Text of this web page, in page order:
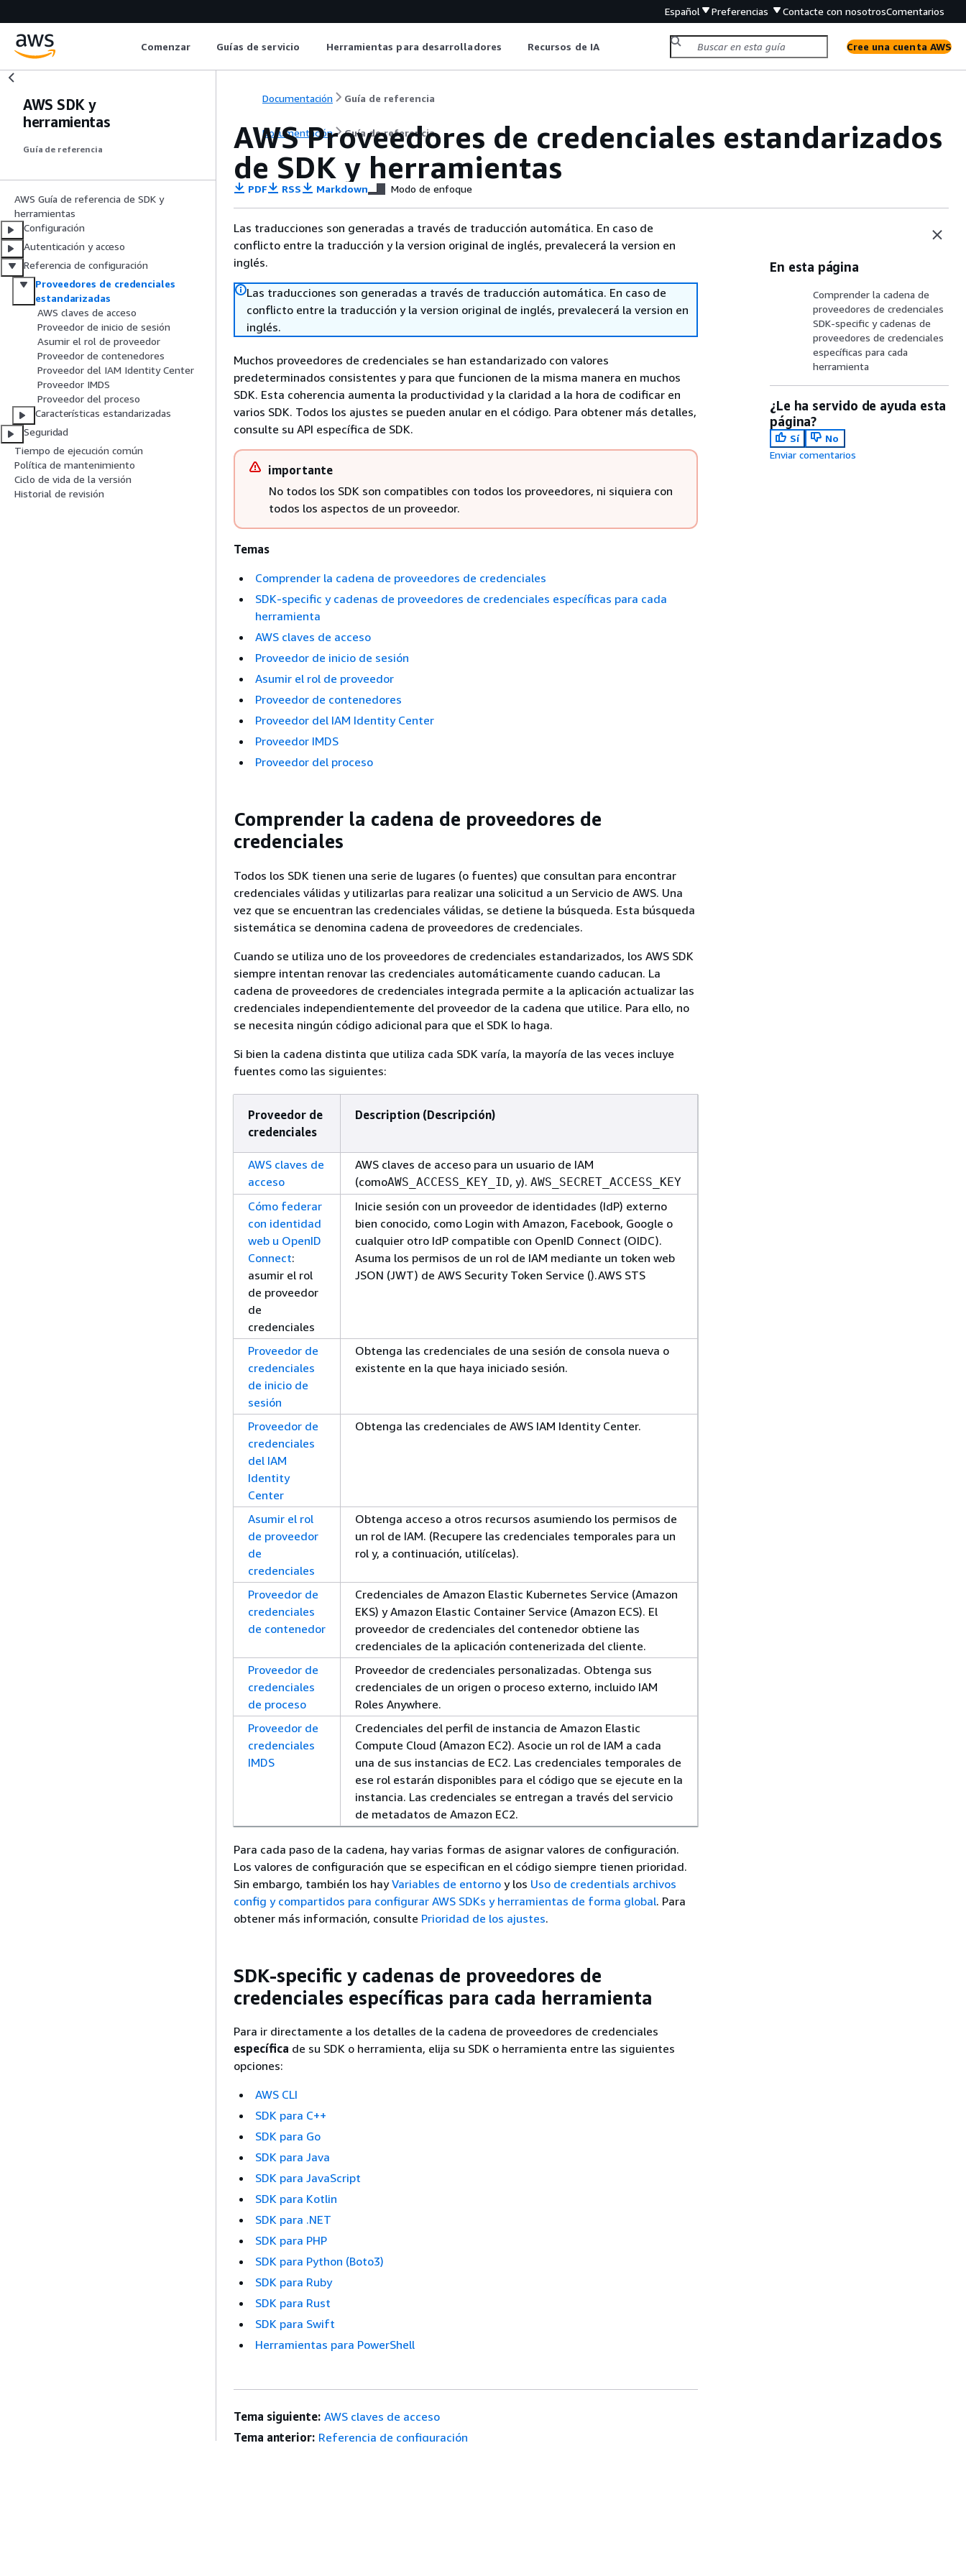
Español Preferencias Contacte con nosotrosComentarios
Comenzar Guías de servicio Herramientas para desarrolladores Recursos de IA Cree una cuenta AWS
AWS SDK y
herramientas
Guía de referencia
AWS Guía de referencia de SDK y
herramientas
Configuración
Autenticación y acceso
Referencia de configuración
Proveedores de credenciales
estandarizadas
AWS claves de acceso
Proveedor de inicio de sesión
Asumir el rol de proveedor
Proveedor de contenedores
Proveedor del IAM Identity Center
Proveedor IMDS
Proveedor del proceso
Características estandarizadas
Seguridad
Tiempo de ejecución común
Política de mantenimiento
Ciclo de vida de la versión
Historial de revisión
Documentación Guía de referencia
Documentación Guía de referencia
AWS Proveedores de credenciales estandarizados
de SDK y herramientas
PDF RSS Markdown Modo de enfoque
Las traducciones son generadas a través de traducción automática. En caso de
conflicto entre la traducción y la version original de inglés, prevalecerá la version en
inglés.
Las traducciones son generadas a través de traducción automática. En caso de
conflicto entre la traducción y la version original de inglés, prevalecerá la version en
inglés.
Muchos proveedores de credenciales se han estandarizado con valores
predeterminados consistentes y para que funcionen de la misma manera en muchos
SDK. Esta coherencia aumenta la productividad y la claridad a la hora de codificar en
varios SDK. Todos los ajustes se pueden anular en el código. Para obtener más detalles,
consulte su API específica de SDK.
importante
No todos los SDK son compatibles con todos los proveedores, ni siquiera con
todos los aspectos de un proveedor.
Temas
Comprender la cadena de proveedores de credenciales
SDK-specific y cadenas de proveedores de credenciales específicas para cada
herramienta
AWS claves de acceso
Proveedor de inicio de sesión
Asumir el rol de proveedor
Proveedor de contenedores
Proveedor del IAM Identity Center
Proveedor IMDS
Proveedor del proceso
Comprender la cadena de proveedores de
credenciales
Todos los SDK tienen una serie de lugares (o fuentes) que consultan para encontrar
credenciales válidas y utilizarlas para realizar una solicitud a un Servicio de AWS. Una
vez que se encuentran las credenciales válidas, se detiene la búsqueda. Esta búsqueda
sistemática se denomina cadena de proveedores de credenciales.
Cuando se utiliza uno de los proveedores de credenciales estandarizados, los AWS SDK
siempre intentan renovar las credenciales automáticamente cuando caducan. La
cadena de proveedores de credenciales integrada permite a la aplicación actualizar las
credenciales independientemente del proveedor de la cadena que utilice. Para ello, no
se necesita ningún código adicional para que el SDK lo haga.
Si bien la cadena distinta que utiliza cada SDK varía, la mayoría de las veces incluye
fuentes como las siguientes:
Proveedor de
credenciales
Description (Descripción)
AWS claves de
acceso
AWS claves de acceso para un usuario de IAM
(comoAWS_ACCESS_KEY_ID, y). AWS_SECRET_ACCESS_KEY
Cómo federar
con identidad
web u OpenID
Connect:
asumir el rol
de proveedor
de
credenciales
Inicie sesión con un proveedor de identidades (IdP) externo
bien conocido, como Login with Amazon, Facebook, Google o
cualquier otro IdP compatible con OpenID Connect (OIDC).
Asuma los permisos de un rol de IAM mediante un token web
JSON (JWT) de AWS Security Token Service ().AWS STS
Proveedor de
credenciales
de inicio de
sesión
Obtenga las credenciales de una sesión de consola nueva o
existente en la que haya iniciado sesión.
Proveedor de
credenciales
del IAM
Identity
Center
Obtenga las credenciales de AWS IAM Identity Center.
Asumir el rol
de proveedor
de
credenciales
Obtenga acceso a otros recursos asumiendo los permisos de
un rol de IAM. (Recupere las credenciales temporales para un
rol y, a continuación, utilícelas).
Proveedor de
credenciales
de contenedor
Credenciales de Amazon Elastic Kubernetes Service (Amazon
EKS) y Amazon Elastic Container Service (Amazon ECS). El
proveedor de credenciales del contenedor obtiene las
credenciales de la aplicación contenerizada del cliente.
Proveedor de
credenciales
de proceso
Proveedor de credenciales personalizadas. Obtenga sus
credenciales de un origen o proceso externo, incluido IAM
Roles Anywhere.
Proveedor de
credenciales
IMDS
Credenciales del perfil de instancia de Amazon Elastic
Compute Cloud (Amazon EC2). Asocie un rol de IAM a cada
una de sus instancias de EC2. Las credenciales temporales de
ese rol estarán disponibles para el código que se ejecute en la
instancia. Las credenciales se entregan a través del servicio
de metadatos de Amazon EC2.
Para cada paso de la cadena, hay varias formas de asignar valores de configuración.
Los valores de configuración que se especifican en el código siempre tienen prioridad.
Sin embargo, también los hayVariables de entorno y los Uso de credentials archivos
config y compartidos para configurar AWS SDKs y herramientas de forma global. Para
obtener más información, consulte Prioridad de los ajustes.
SDK-specific y cadenas de proveedores de
credenciales específicas para cada herramienta
Para ir directamente a los detalles de la cadena de proveedores de credenciales
específica de su SDK o herramienta, elija su SDK o herramienta entre las siguientes
opciones:
AWS CLI
SDK para C++
SDK para Go
SDK para Java
SDK para JavaScript
SDK para Kotlin
SDK para .NET
SDK para PHP
SDK para Python (Boto3)
SDK para Ruby
SDK para Rust
SDK para Swift
Herramientas para PowerShell
En esta página
Comprender la cadena de
proveedores de credenciales
SDK-specific y cadenas de
proveedores de credenciales
específicas para cada
herramienta
¿Le ha servido de ayuda esta
página?
Sí
No
Enviar comentarios
Tema siguiente: AWS claves de acceso
Tema anterior: Referencia de configuración